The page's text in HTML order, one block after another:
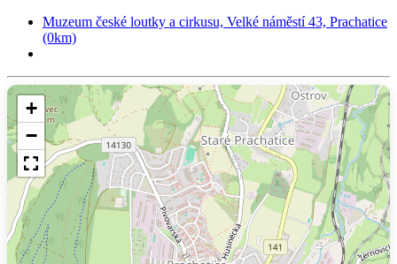
Muzeum české loutky a cirkusu, Velké náměstí 43, Prachatice
(0km)
+
−